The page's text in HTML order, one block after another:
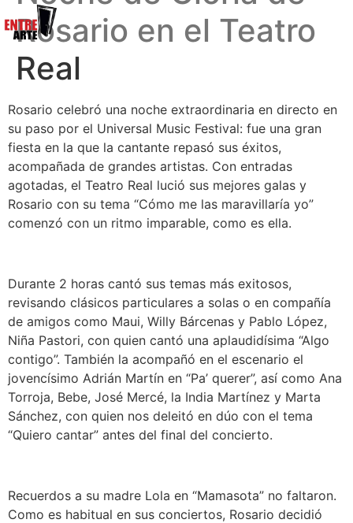
Rosario en el Teatro
Real
Rosario celebró una noche extraordinaria en directo en
su paso por el Universal Music Festival: fue una gran
fiesta en la que la cantante repasó sus éxitos,
acompañada de grandes artistas. Con entradas
agotadas, el Teatro Real lució sus mejores galas y
Rosario con su tema “Cómo me las maravillaría yo”
comenzó con un ritmo imparable, como es ella.
Durante 2 horas cantó sus temas más exitosos,
revisando clásicos particulares a solas o en compañía
de amigos como Maui, Willy Bárcenas y Pablo López,
Niña Pastori, con quien cantó una aplaudidísima “Algo
contigo”. También la acompañó en el escenario el
jovencísimo Adrián Martín en “Pa’ querer”, así como Ana
Torroja, Bebe, José Mercé, la India Martínez y Marta
Sánchez, con quien nos deleitó en dúo con el tema
“Quiero cantar” antes del final del concierto.
Recuerdos a su madre Lola en “Mamasota” no faltaron.
Como es habitual en sus conciertos, Rosario decidió